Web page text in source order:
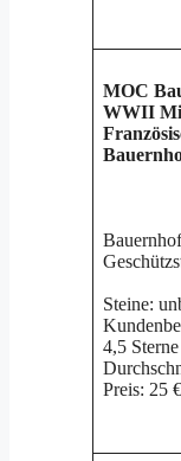
MOC
WWII
Steine:
4,5 Sterne
Preis: 25 €